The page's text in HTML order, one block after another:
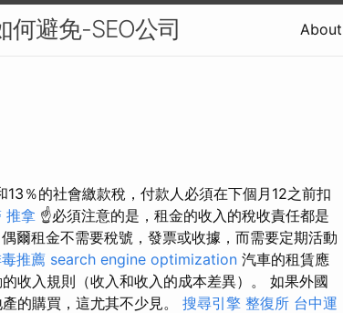
何避免-SEO公司 About
％的社會繳款稅，付款人必須在下個月12之前扣
推拿 ☝必須注意的是，租金的收入的稅收責任都是
爾租金不需要稅號，發票或收據，而需要定期活動
推薦 search engine optimization 汽車的租賃應
收入規則（收入和收入的成本差異）。 如果外國
的購買，這尤其不少見。 搜尋引擎 整復所 台中運